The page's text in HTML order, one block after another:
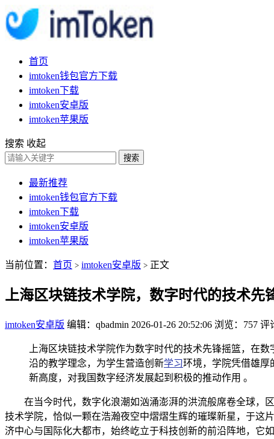
首页
imtoken钱包官方下载
imtoken下载
imtoken安卓版
imtoken苹果版
搜索 收起
搜索
最新推荐
imtoken钱包官方下载
imtoken下载
imtoken安卓版
imtoken苹果版
当前位置： 首页 > imtoken安卓版 > 正文
上海区块链技术学院，数字时代的技术先
imtoken安卓版 编辑：qbadmin 2026-01-26 20:52:06 浏览：757 评
上海区块链技术学院作为数字时代的技术先锋摇篮，在
沿的教学理念，为学生营造创新学习环境，学院凭借雄厚
新高度，对我国数字经济发展起到积极的推动作用 。
在当今时代，数字化浪潮如汹涌澎湃的洪流般席卷全球，
技术学院，恰似一颗在浩瀚夜空中熠熠生辉的璀璨新星，于这
济中心与国际化大都市，始终屹立于科技创新的前沿阵地，它